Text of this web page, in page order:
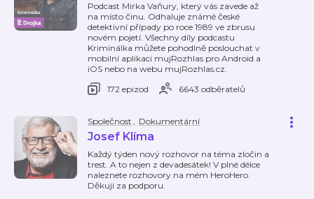
Podcast Mirka Vaňury, který vás zavede až
na místo činu. Odhaluje známé české
detektivní případy po roce 1989 ve zbrusu
novém pojetí. Všechny díly podcastu
Kriminálka můžete pohodlně poslouchat v
mobilní aplikaci mujRozhlas pro Android a
iOS nebo na webu mujRozhlas.cz.
172 epizod
6643 odběratelů
Společnost , Dokumentární
Josef Klíma
Každý týden nový rozhovor na téma zločin a
trest. A to nejen z devadesátek! V plné délce
naleznete rozhovory na mém HeroHero.
Děkuji za podporu.